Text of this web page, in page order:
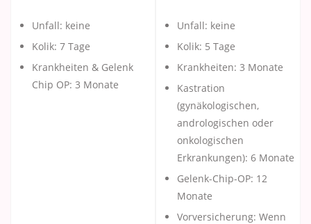
Unfall: keine
Kolik: 7 Tage
Krankheiten & Gelenk
Chip OP: 3 Monate
Unfall: keine
Kolik: 5 Tage
Krankheiten: 3 Monate
Kastration
(gynäkologischen,
andrologischen oder
onkologischen
Erkrankungen): 6 Monate
Gelenk-Chip-OP: 12
Monate
Vorversicherung: Wenn